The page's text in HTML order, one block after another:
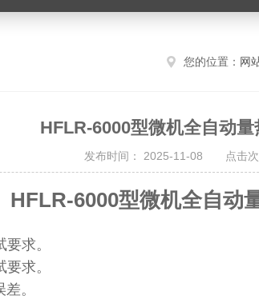
您的位置： 网
HFLR-6000型微机全自动
发布时间： 2025-11-08 点击次
HFLR-6000型微机全自动
求。
求。
。